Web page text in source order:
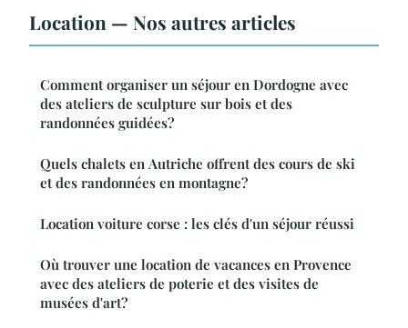
Location — Nos autres articles
Comment organiser un séjour en Dordogne avec
des ateliers de sculpture sur bois et des
randonnées guidées?
Quels chalets en Autriche offrent des cours de ski
et des randonnées en montagne?
Location voiture corse : les clés d'un séjour réussi
Où trouver une location de vacances en Provence
avec des ateliers de poterie et des visites de
musées d'art?